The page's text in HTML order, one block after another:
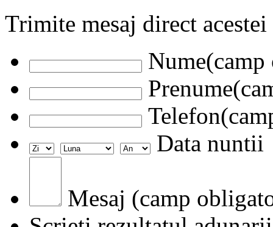
Trimite mesaj direct
Data nuntii
Mesaj (camp